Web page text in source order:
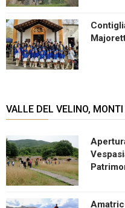
VALLE DEL VELINO,